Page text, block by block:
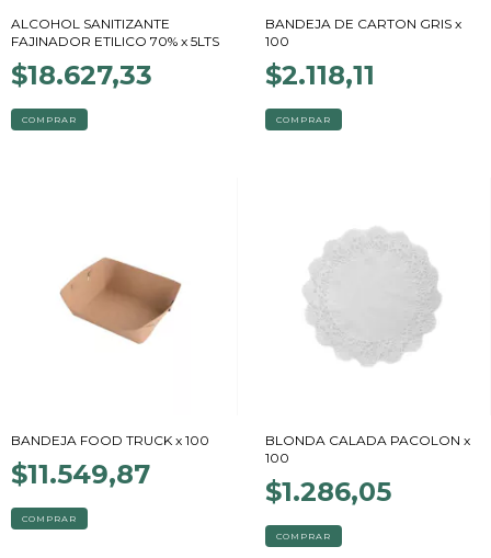
ALCOHOL SANITIZANTE
FAJINADOR ETILICO 70% x 5LTS
$18.627,33
BANDEJA DE CARTON GRIS x
100
$2.118,11
COMPRAR
BANDEJA FOOD TRUCK x 100
$11.549,87
COMPRAR
BLONDA CALADA PACOLON x
100
$1.286,05
COMPRAR